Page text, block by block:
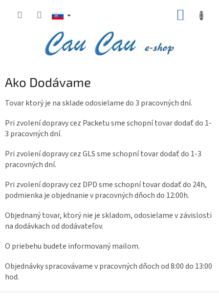
Ako Dodávame
Tovar ktorý je na sklade odosielame do 3 pracovných dní.
Pri zvolení dopravy cez Packetu sme schopní tovar dodať do 1-
3 pracovných dní.
Pri zvolení dopravy cez GLS sme schopní tovar dodať do 1-3
pracovných dní.
Pri zvolení dopravy cez DPD sme schopní tovar dodať do 24h,
podmienka je objednanie v pracovných dňoch do 12:00h.
Objednaný tovar, ktorý nie je skladom, odosielame v závislosti
na dodávkach od dodávateľov.
O priebehu budete informovaný mailom.
Objednávky spracovávame v pracovných dňoch od 8:00 do 13:00
hod.